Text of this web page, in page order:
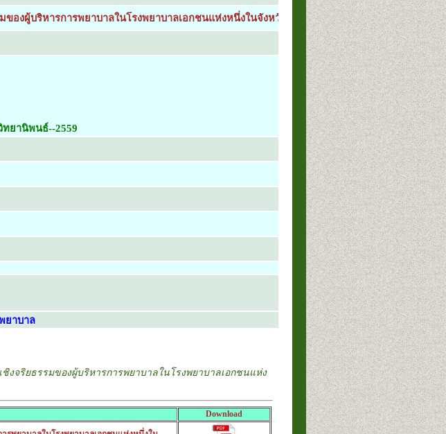
องผู้บริหารการพยาบาลในโรงพยาบาลเอกชนแห่งหนึ่งในจังหวัดชลบุรี
ยานิพนธ์--2559
ยาบาล
งจริยธรรมของผู้บริหารการพยาบาลในโรงพยาบาลเอกชนแห่ง
Download